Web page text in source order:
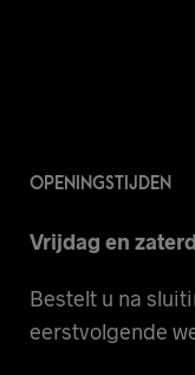
OPENINGSTIJDEN
Vrijdag en
Bestelt u na
eerstvolgende